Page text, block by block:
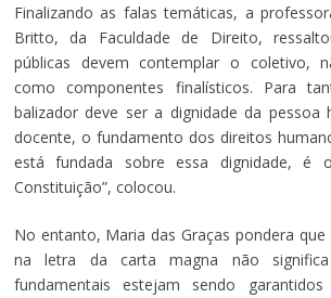
Finalizando as falas temáticas, a
Britto, da Faculdade de Direito,
públicas devem contemplar o coletivo,
como componentes finalísticos. Para
balizador deve ser a dignidade da pessoa
docente, o fundamento dos direitos
está fundada sobre essa dignidade, é
Constituição”, colocou.
No entanto, Maria das Graças pondera que
na letra da carta magna não
fundamentais estejam sendo